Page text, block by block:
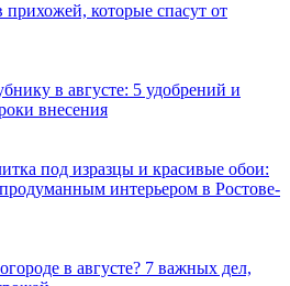
прихожей, которые спасут от
в августе: 5 удобрений и
внесения
под изразцы и красивые обои:
интерьером в Ростове-
в августе? 7 важных дел,